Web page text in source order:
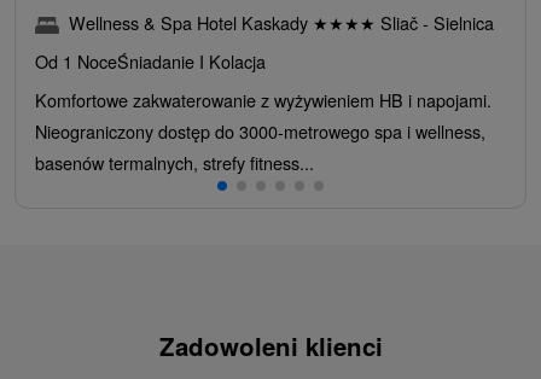
Wellness & Spa Hotel Kaskady ★★★★ Sliač - Sielnica
Od 1 NoceŚniadanie I Kolacja
Komfortowe zakwaterowanie z wyżywieniem HB i napojami.
Nieograniczony dostęp do 3000-metrowego spa i wellness,
basenów termalnych, strefy fitness...
Zadowoleni klienci